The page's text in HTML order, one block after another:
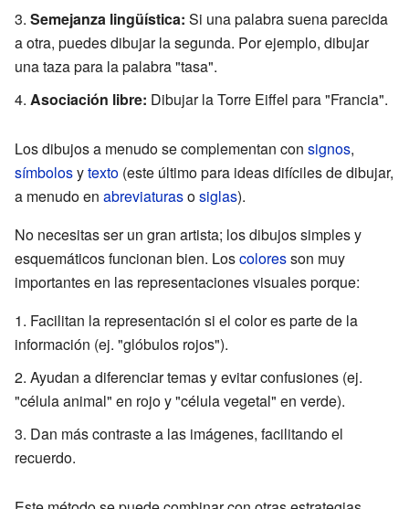
Semejanza lingüística: Si una palabra suena parecida
a otra, puedes dibujar la segunda. Por ejemplo, dibujar
una taza para la palabra "tasa".
Asociación libre: Dibujar la Torre Eiffel para "Francia".
Los dibujos a menudo se complementan con signos,
símbolosytexto (este último para ideas difíciles de dibujar,
a menudo en abreviaturasosiglas).
No necesitas ser un gran artista; los dibujos simples y
esquemáticos funcionan bien. Loscoloresson muy
importantes en las representaciones visuales porque:
Facilitan la representación si el color es parte de la
información (ej. "glóbulos rojos").
Ayudan a diferenciar temas y evitar confusiones (ej.
"célula animal" en rojo y "célula vegetal" en verde).
Dan más contraste a las imágenes, facilitando el
recuerdo.